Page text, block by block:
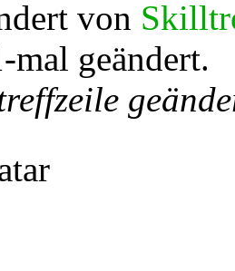
von
mal geändert.